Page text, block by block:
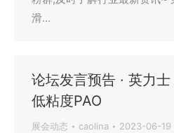
滑…
论坛发言预告 · 英力
低粘度PAO
展会动态 caolina 2023-06-19